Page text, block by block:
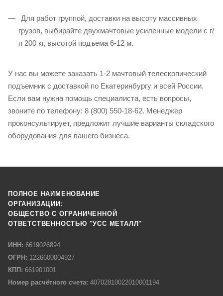
Для работ группой, доставки на высоту массивных
грузов, выбирайте двухмачтовые усиленные модели с г/
п 200 кг, высотой подъема 6-12 м.
У нас вы можете заказать 1-2 мачтовый телескопический
подъемник с доставкой по Екатеринбургу и всей России.
Если вам нужна помощь специалиста, есть вопросы,
звоните по телефону: 8 (800) 550-18-62. Менеджер
проконсультирует, предложит лучшие варианты складского
оборудования для вашего бизнеса.
ПОЛНОЕ НАИМЕНОВАНИЕ
ОРГАНИЗАЦИИ:
ОБЩЕСТВО С ОГРАНИЧЕННОЙ
ОТВЕТСТВЕННОСТЬЮ "УСС МЕТАЛЛ"
ИНН: 6619026894
ОГРН: 1226600004927
КПП: 661901001
Номер расчётного счета: 40702810022010001194